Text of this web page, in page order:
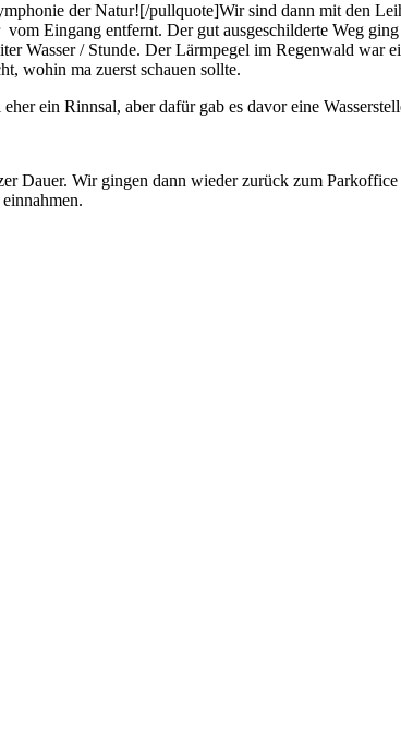
der Natur![/pullquote]Wir sind dann mit den
Eingang entfernt. Der gut ausgeschilderte Weg
Wasser / Stunde. Der Lärmpegel im Regenwald
wohin ma zuerst schauen sollte.
ein Rinnsal, aber dafür gab es davor eine
Dauer. Wir gingen dann wieder zurück zum